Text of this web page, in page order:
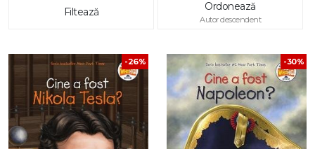
Filtează Ordonează
Autor descendent
-26% -30%